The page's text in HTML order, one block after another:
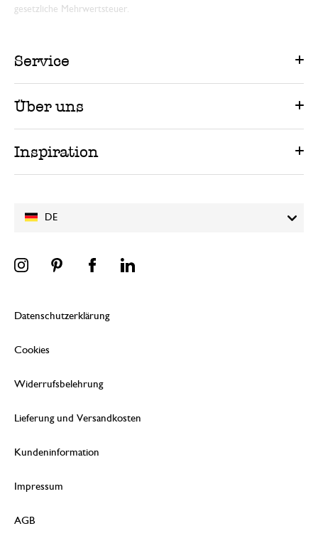
DE
gesetzliche Mehrwertsteuer.
Service
Über uns
Inspiration
Datenschutzerklärung
Cookies
Widerrufsbelehrung
Lieferung und Versandkosten
Kundeninformation
Impressum
AGB